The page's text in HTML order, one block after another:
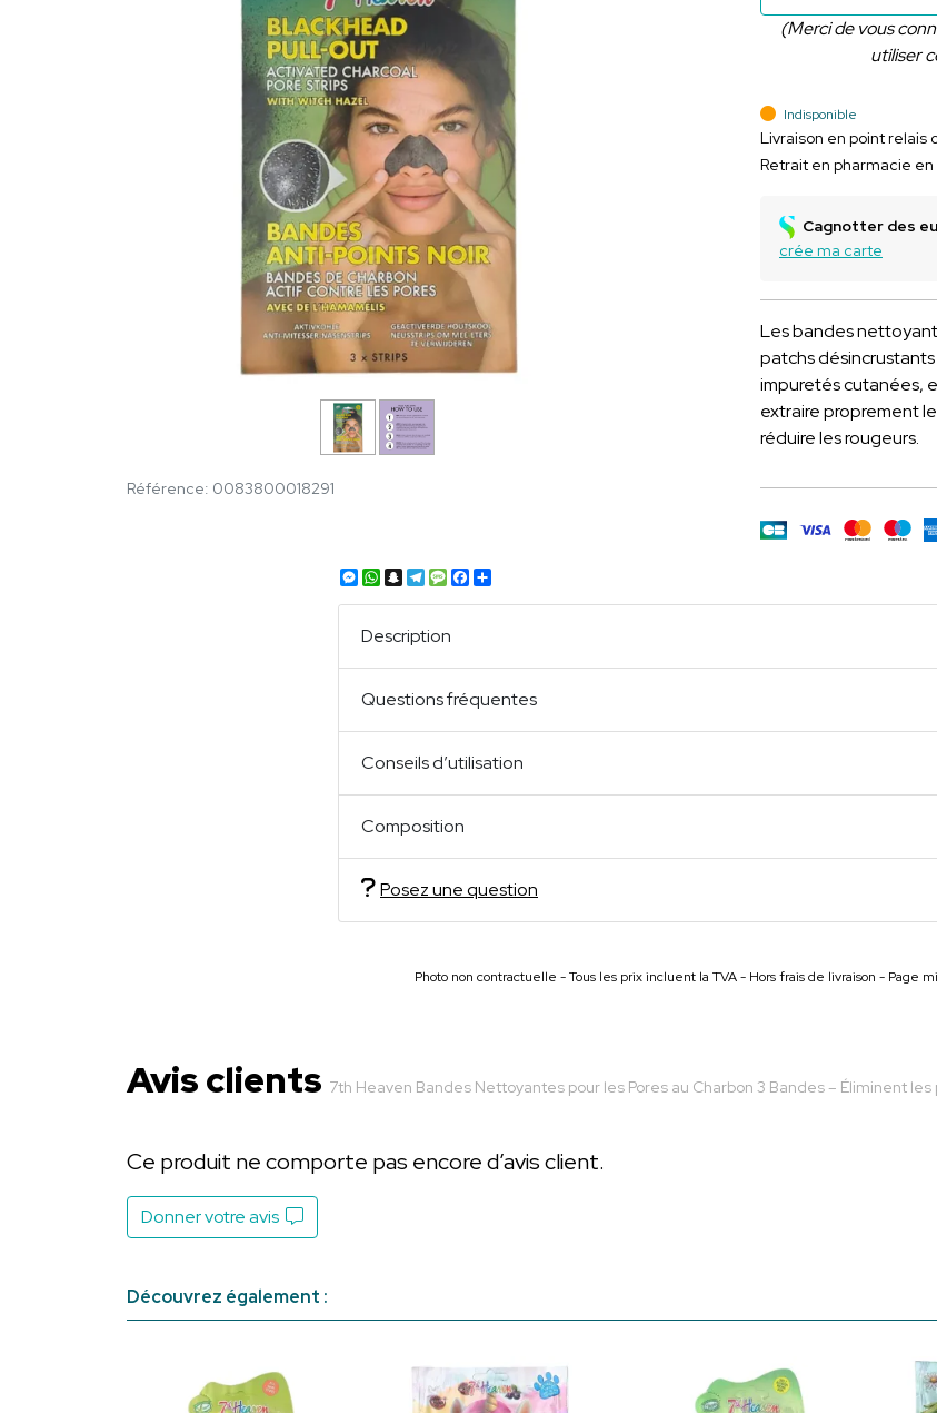
Référence: 0083800018291
(Merci de vous
utiliser
Indisponible
Livraison en point
Retrait en pharmacie en
Cagnotter des
crée ma carte
Les bandes
patchs
impuretés cutanées,
extraire proprement
réduire les rougeurs.
Messenger
WhatsApp
Snapchat
Telegram
Message
Facebook
Description
Questions fréquentes
Conseils d’utilisation
Composition
Posez une question
Photo non contractuelle - Tous les prix incluent la TVA - Hors frais de livraison - Page
Avis clients 7th Heaven Bandes Nettoyantes pour les Pores au Charbon 3 Bandes – Éliminent les
Ce produit ne comporte pas encore d’avis client.
Donner votre avis
Découvrez également :